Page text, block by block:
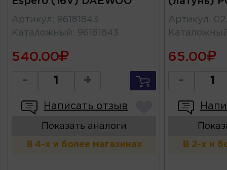
Артикул : 96181843
Каталожный : 96181843
540.00
- +
Написать отзыв
Показать аналоги
В 4-х и более магазинах
Артикул :
65.00
-
В 2-х и